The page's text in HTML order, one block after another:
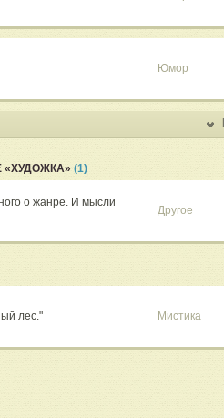
Юмор
(1)
о жанре. И мысли
Другое
лес." Мистика